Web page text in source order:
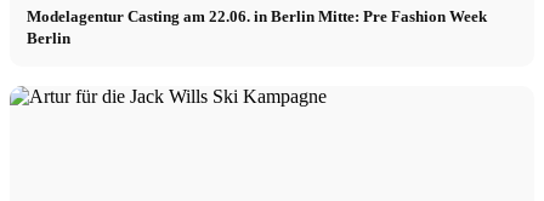
Modelagentur Casting am 22.06. in Berlin Mitte: Pre Fashion Week
Berlin